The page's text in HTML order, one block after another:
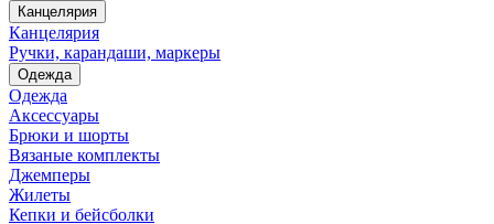
Канцелярия
Канцелярия
Ручки, карандаши, маркеры
Одежда
Одежда
Аксессуары
Брюки и шорты
Вязаные комплекты
Джемперы
Жилеты
Кепки и бейсболки